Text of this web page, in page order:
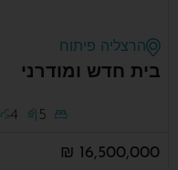
הרצליה פיתוח
בית חדש ומודרני
5
4
16,500,000 ₪